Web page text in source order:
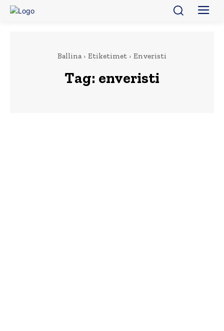
Ballina Etiketimet Enveristi
Tag: enveristi